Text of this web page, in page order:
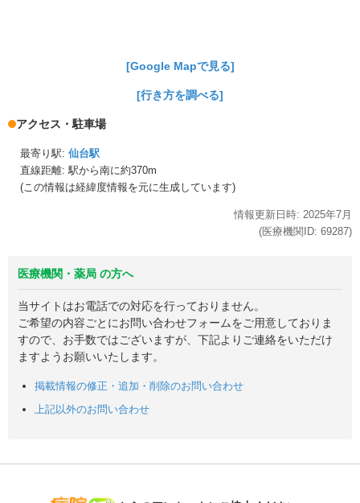
[Google Mapで見る]
[行き方を調べる]
アクセス・駐車場
最寄り駅: 仙台駅
直線距離: 駅から南に約370m
(この情報は経緯度情報を元に生成しています)
情報更新日時: 2025年7月
(医療機関ID: 69287)
医療機関・薬局 の方へ
当サイトはお電話での対応を行っておりません。
ご希望の内容ごとにお問い合わせフォームをご用意しておりま
すので、お手数ではございますが、下記よりご連絡をいただけ
ますようお願いいたします。
掲載情報の修正・追加・削除のお問い合わせ
上記以外のお問い合わせ